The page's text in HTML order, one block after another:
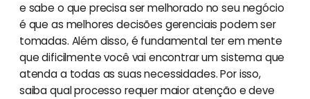
e sabe o que precisa ser melhorado no seu negócio
é que as melhores decisões gerenciais podem ser
tomadas. Além disso, é fundamental ter em mente
que dificilmente você vai encontrar um sistema que
atenda a todas as suas necessidades. Por isso,
saiba qual processo requer maior atenção e deve